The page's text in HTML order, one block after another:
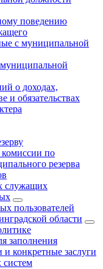
поведению
с муниципальной
о доходах,
и обязательствах
по
резерва
служащих
пользователей
области
заполнения
и конкретные заслуги